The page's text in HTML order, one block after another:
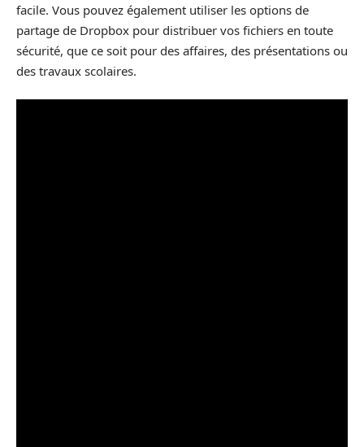
facile. Vous pouvez également utiliser les options de
partage de Dropbox pour distribuer vos fichiers en toute
sécurité, que ce soit pour des affaires, des présentations ou
des travaux scolaires.